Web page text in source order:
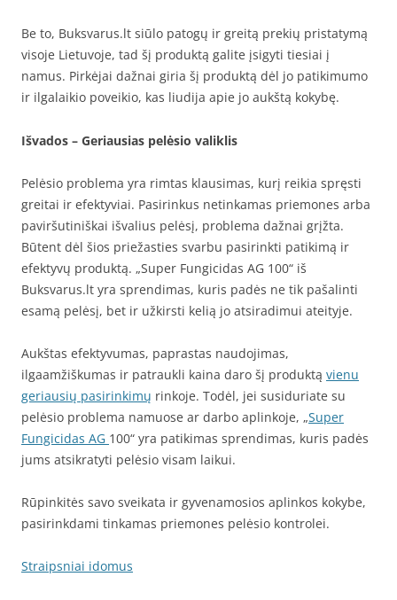
Be to, Buksvarus.lt siūlo patogų ir greitą prekių pristatymą
visoje Lietuvoje, tad šį produktą galite įsigyti tiesiai į
namus. Pirkėjai dažnai giria šį produktą dėl jo patikimumo
ir ilgalaikio poveikio, kas liudija apie jo aukštą kokybę.
Išvados – Geriausias pelėsio valiklis
Pelėsio problema yra rimtas klausimas, kurį reikia spręsti
greitai ir efektyviai. Pasirinkus netinkamas priemones arba
paviršutiniškai išvalius pelėsį, problema dažnai grįžta.
Būtent dėl šios priežasties svarbu pasirinkti patikimą ir
efektyvų produktą. „Super Fungicidas AG 100“ iš
Buksvarus.lt yra sprendimas, kuris padės ne tik pašalinti
esamą pelėsį, bet ir užkirsti kelią jo atsiradimui ateityje.
Aukštas efektyvumas, paprastas naudojimas,
ilgaamžiškumas ir patraukli kaina daro šį produktą vienu
geriausių pasirinkimų rinkoje. Todėl, jei susiduriate su
pelėsio problema namuose ar darbo aplinkoje, „Super
Fungicidas AG 100“ yra patikimas sprendimas, kuris padės
jums atsikratyti pelėsio visam laikui.
Rūpinkitės savo sveikata ir gyvenamosios aplinkos kokybe,
pasirinkdami tinkamas priemones pelėsio kontrolei.
Straipsniai idomus